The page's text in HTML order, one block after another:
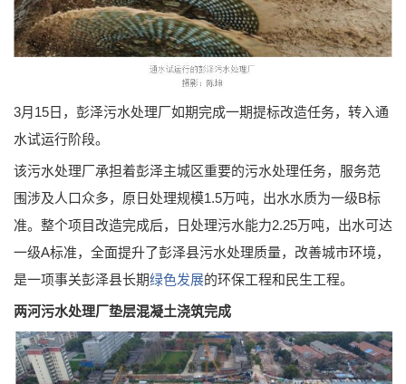
3月15日，彭泽污水处理厂如期完成一期提标改造任务，转入通
水试运行阶段。
该污水处理厂承担着彭泽主城区重要的污水处理任务，服务范
围涉及人口众多，原日处理规模1.5万吨，出水水质为一级B标
准。整个项目改造完成后，日处理污水能力2.25万吨，出水可达
一级A标准，全面提升了彭泽县污水处理质量，改善城市环境，
是一项事关彭泽县长期绿色发展的环保工程和民生工程。
两河污水处理厂垫层混凝土浇筑完成